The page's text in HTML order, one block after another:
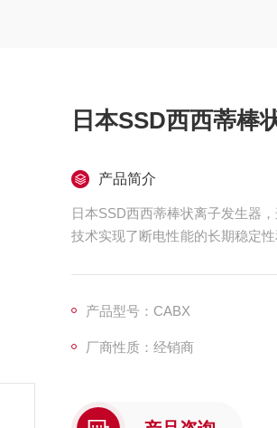
日本SSD西西蒂棒
产品简介
日本SSD西西蒂棒状离子发生器
技术实现了断电性能的长期稳定
作为我们传统 CABC 的继任者，
产品型号：CABX
厂商性质：经销商